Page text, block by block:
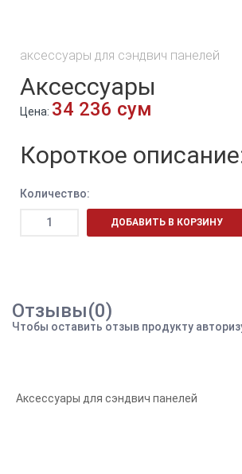
аксессуары для сэндвич панелей
Аксессуары
Цена: 34 236 сум
Короткое
Количество:
ДОБАВИТЬ В КОРЗИНУ
Отзывы(0)
Чтобы оставить отзыв продукту
Аксессуары для сэндвич панелей